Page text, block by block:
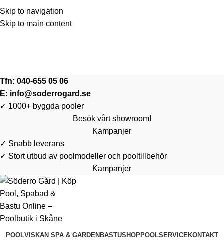
Skip to navigation
Skip to main content
Tfn: 040-655 05 06
E: info@soderrogard.se
✓ 1000+ byggda pooler
Besök vårt showroom!
Kampanjer
✓ Snabb leverans
✓ Stort utbud av poolmodeller och pooltillbehör
Kampanjer
POOLVISKAN SPA & GARDEN BASTUSHOPPOOLSERVICEKONTAKT